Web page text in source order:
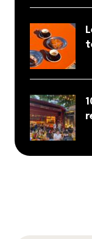
coup, j’ai
je salive déjà
Répondre
Mais oui !
semblerons
Oh ben on
Merci à celui